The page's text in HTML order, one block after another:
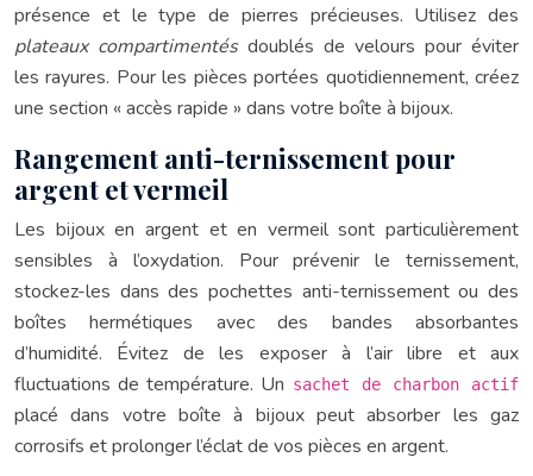
présence et le type de pierres précieuses. Utilisez des
plateaux compartimentés doublés de velours pour éviter
les rayures. Pour les pièces portées quotidiennement, créez
une section « accès rapide » dans votre boîte à bijoux.
Rangement anti-ternissement pour
argent et vermeil
Les bijoux en argent et en vermeil sont particulièrement
sensibles à l’oxydation. Pour prévenir le ternissement,
stockez-les dans des pochettes anti-ternissement ou des
boîtes hermétiques avec des bandes absorbantes
d’humidité. Évitez de les exposer à l’air libre et aux
fluctuations de température. Un sachet de charbon actif
placé dans votre boîte à bijoux peut absorber les gaz
corrosifs et prolonger l’éclat de vos pièces en argent.